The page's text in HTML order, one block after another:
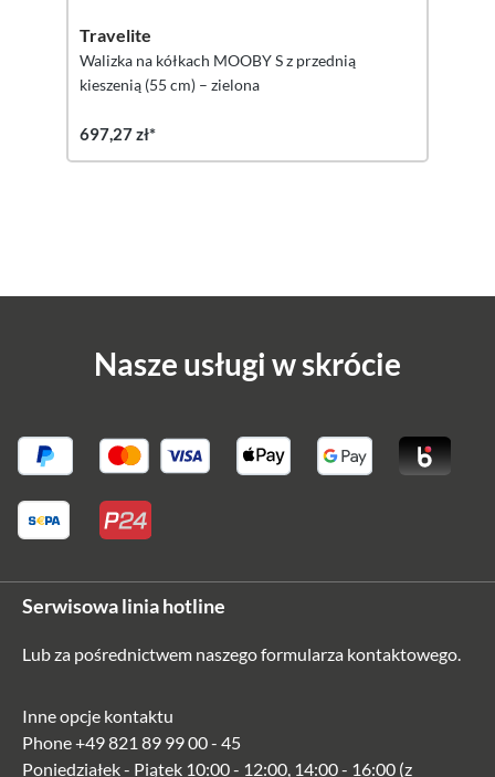
Travelite
Walizka na kółkach MOOBY S z przednią
kieszenią (55 cm) – zielona
697,27 zł*
Nasze usługi w skrócie
Serwisowa linia hotline
Lub za pośrednictwem naszegoformularza kontaktowego.
Inne opcje kontaktu
Phone+49 821 89 99 00 - 45
Poniedziałek - Piątek 10:00 - 12:00, 14:00 - 16:00 (z